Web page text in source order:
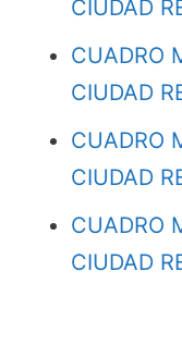
CIUDAD
CUADRO
CIUDAD
CUADRO
CIUDAD
CUADRO
CIUDAD